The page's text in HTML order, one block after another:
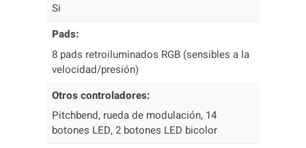
i
Si
Pads:
8 pads retroiluminados RGB (sensibles a la
velocidad/presión)
Otros controladores:
Pitchbend, rueda de modulación, 14
botones LED, 2 botones LED bicolor